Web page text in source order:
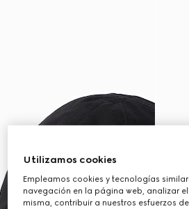
Utilizamos cookies
Empleamos cookies y tecnologías
navegación en la página web, analizar
misma, contribuir a nuestros esfuerzos